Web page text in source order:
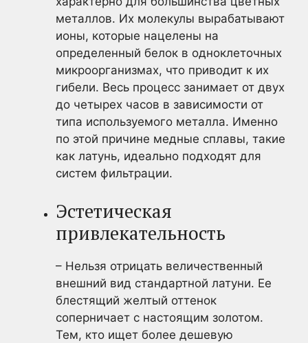
металлов. Их молекулы вырабатывают
ионы, которые нацелены на
определенный белок в одноклеточных
микроорганизмах, что приводит к их
гибели. Весь процесс занимает от двух
до четырех часов в зависимости от
типа используемого металла. Именно
по этой причине медные сплавы, такие
как латунь, идеально подходят для
систем фильтрации.
Эстетическая
привлекательность
– Нельзя отрицать величественный
внешний вид стандартной латуни. Ее
блестящий желтый оттенок
соперничает с настоящим золотом.
Тем, кто ищет более дешевую